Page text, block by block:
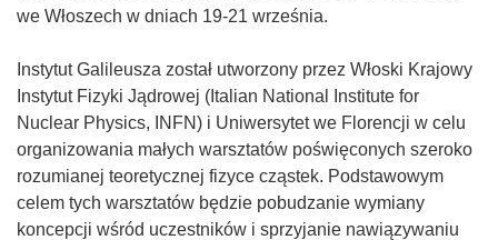
we Włoszech w dniach 19-21 września.
Instytut Galileusza został utworzony przez Włoski Krajowy
Instytut Fizyki Jądrowej (Italian National Institute for
Nuclear Physics, INFN) i Uniwersytet we Florencji w celu
organizowania małych warsztatów poświęconych szeroko
rozumianej teoretycznej fizyce cząstek. Podstawowym
celem tych warsztatów będzie pobudzanie wymiany
koncepcji wśród uczestników i sprzyjanie nawiązywaniu